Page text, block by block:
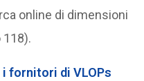
online di dimensioni
i fornitori diVLOPs